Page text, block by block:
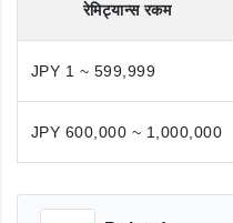
रेमिट्यान्स रकम
JPY 1 ~ 599,999
JPY 600,000 ~ 1,000,000